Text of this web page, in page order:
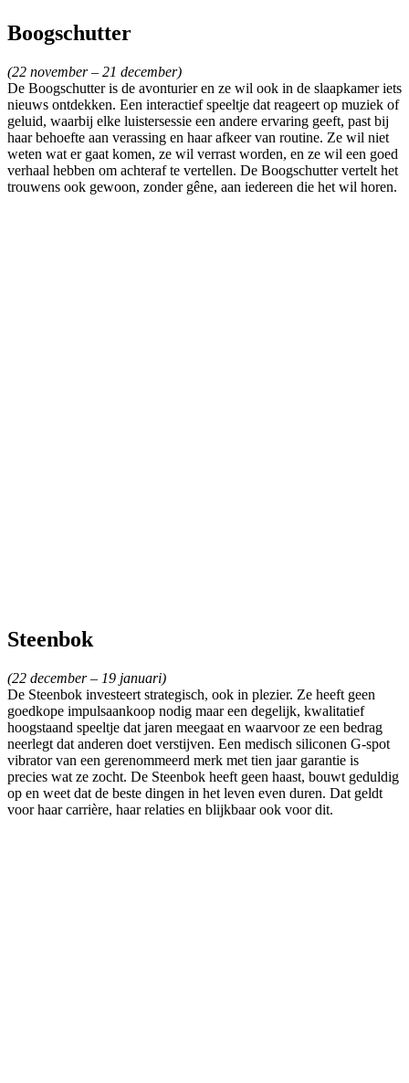
Boogschutter
(22 november – 21 december)
De Boogschutter is de avonturier en ze wil ook in de slaapkamer iets
nieuws ontdekken. Een interactief speeltje dat reageert op muziek of
geluid, waarbij elke luistersessie een andere ervaring geeft, past bij
haar behoefte aan verassing en haar afkeer van routine. Ze wil niet
weten wat er gaat komen, ze wil verrast worden, en ze wil een goed
verhaal hebben om achteraf te vertellen. De Boogschutter vertelt het
trouwens ook gewoon, zonder gêne, aan iedereen die het wil horen.
Steenbok
(22 december – 19 januari)
De Steenbok investeert strategisch, ook in plezier. Ze heeft geen
goedkope impulsaankoop nodig maar een degelijk, kwalitatief
hoogstaand speeltje dat jaren meegaat en waarvoor ze een bedrag
neerlegt dat anderen doet verstijven. Een medisch siliconen G-spot
vibrator van een gerenommeerd merk met tien jaar garantie is
precies wat ze zocht. De Steenbok heeft geen haast, bouwt geduldig
op en weet dat de beste dingen in het leven even duren. Dat geldt
voor haar carrière, haar relaties en blijkbaar ook voor dit.